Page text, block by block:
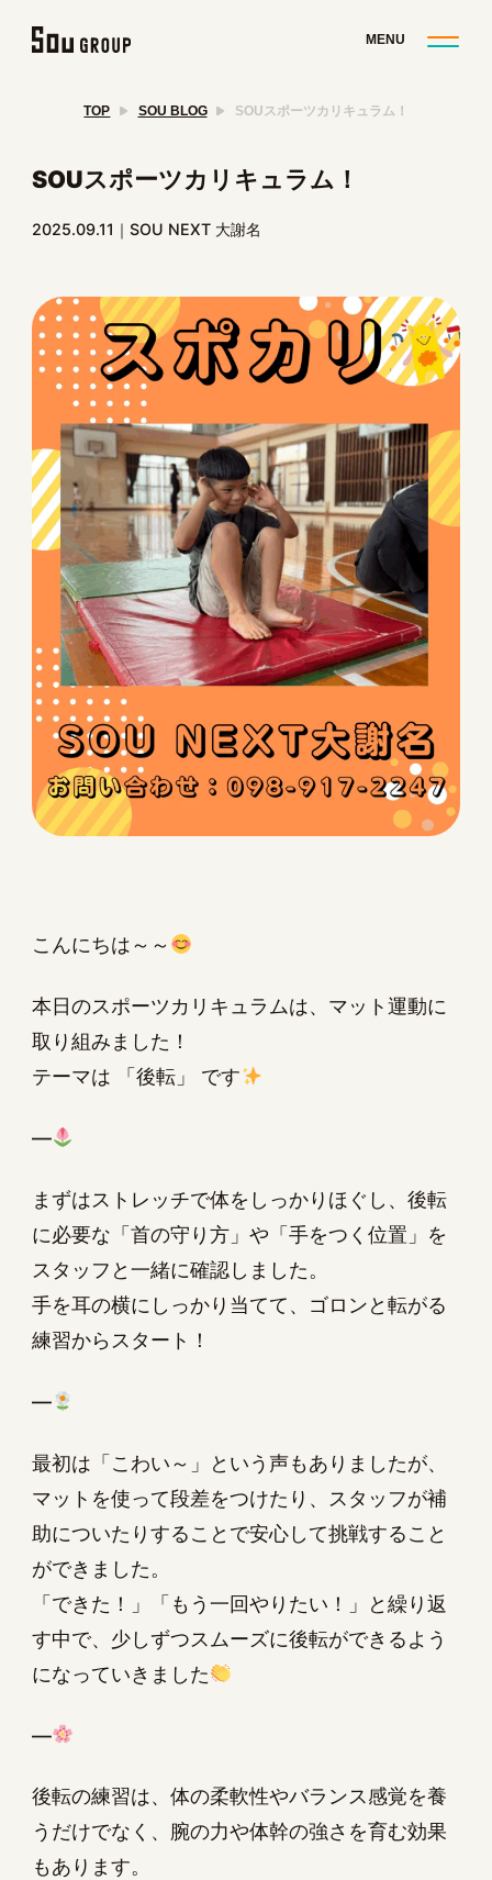
TOP SOU BLOG SOUスポーツカリキュラム！
SOUスポーツカリキュラム！
2025.09.11 SOU NEXT 大謝名
こんにちは～～
本日のスポーツカリキュラムは、マット運動に
取り組みました！
テーマは 「後転」 です
—
まずはストレッチで体をしっかりほぐし、後転
に必要な「首の守り方」や「手をつく位置」を
スタッフと一緒に確認しました。
手を耳の横にしっかり当てて、ゴロンと転がる
練習からスタート！
—
最初は「こわい～」という声もありましたが、
マットを使って段差をつけたり、スタッフが補
助についたりすることで安心して挑戦すること
ができました。
「できた！」「もう一回やりたい！」と繰り返
す中で、少しずつスムーズに後転ができるよう
になっていきました
—
後転の練習は、体の柔軟性やバランス感覚を養
うだけでなく、腕の力や体幹の強さを育む効果
もあります。